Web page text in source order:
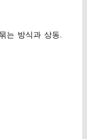
는 방식과 상동.